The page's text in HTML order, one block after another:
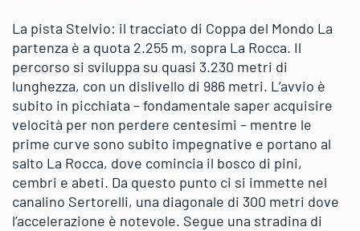
La pista Stelvio: il tracciato di Coppa del Mondo La
partenza è a quota 2.255 m, sopra La Rocca. Il
percorso si sviluppa su quasi 3.230 metri di
lunghezza, con un dislivello di 986 metri. L’avvio è
subito in picchiata – fondamentale saper acquisire
velocità per non perdere centesimi – mentre le
prime curve sono subito impegnative e portano al
salto La Rocca, dove comincia il bosco di pini,
cembri e abeti. Da questo punto ci si immette nel
canalino Sertorelli, una diagonale di 300 metri dove
l’accelerazione è notevole. Segue una stradina di